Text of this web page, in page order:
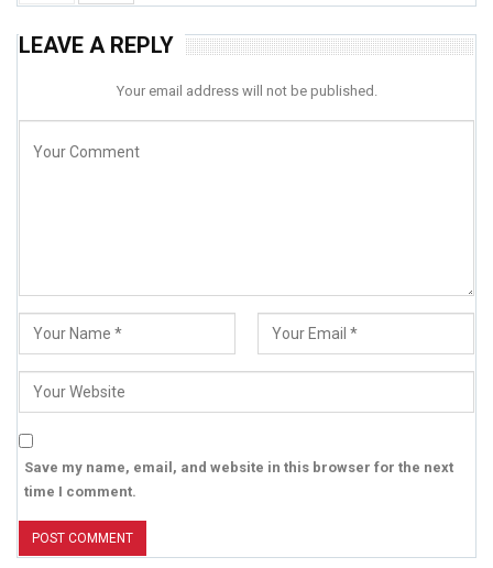
LEAVE A REPLY
Your email address will not be published.
Save my name, email, and website in this browser for the next
time I comment.